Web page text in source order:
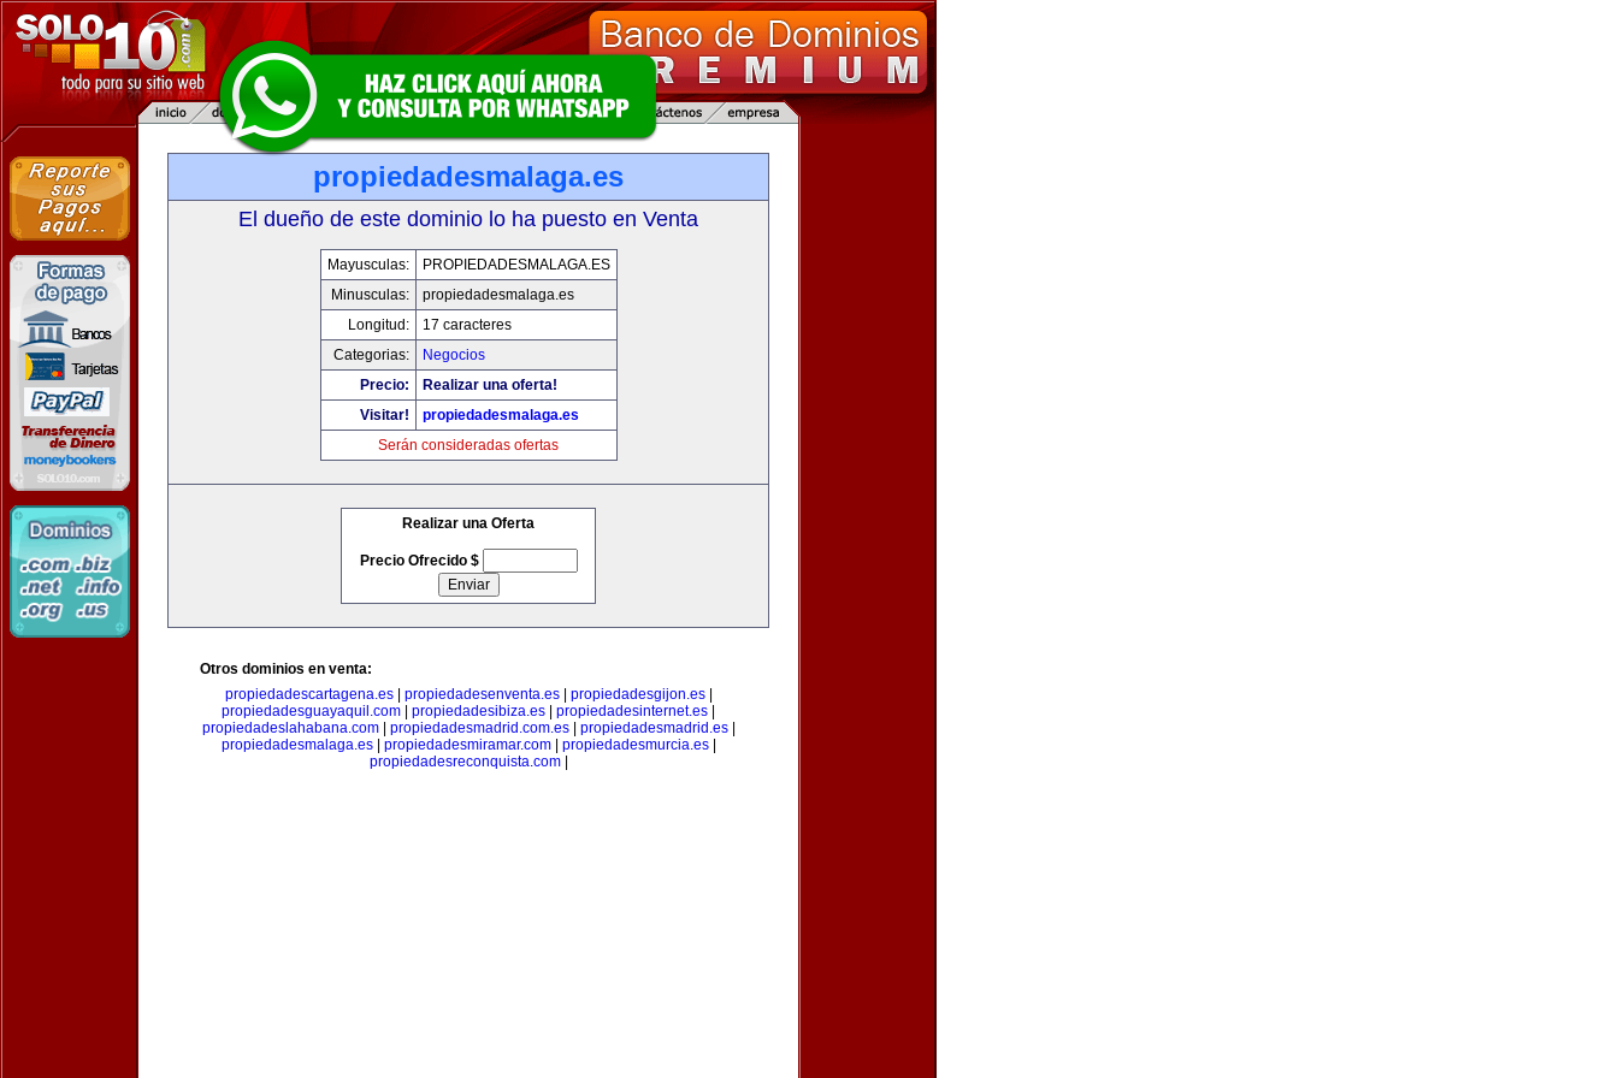
propiedadesmalaga.es
El dueño de este dominio lo ha puesto en Venta
Mayusculas:
PROPIEDADESMALAGA.ES
Minusculas:
propiedadesmalaga.es
Longitud:
17 caracteres
Categorias:
Negocios
Precio:
Realizar una oferta!
Visitar!
propiedadesmalaga.es
Serán consideradas ofertas
Realizar una Oferta
Precio Ofrecido $
Otros dominios en venta:
propiedadescartagena.es| propiedadesenventa.es| propiedadesgijon.es|
propiedadesguayaquil.com
propiedadesibiza.es propiedadesinternet.es
propiedadeslahabana.com| propiedadesmadrid.com.es| propiedadesmadrid.es|
propiedadesmalaga.es| propiedadesmiramar.com| propiedadesmurcia.es|
propiedadesreconquista.com|